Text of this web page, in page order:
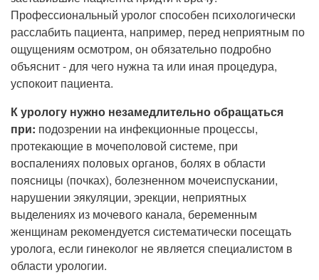
Профессиональный уролог способен психологически
расслабить пациента, например, перед неприятным по
ощущениям осмотром, он обязательно подробно
объяснит - для чего нужна та или иная процедура,
успокоит пациента.
К урологу нужно незамедлительно обращаться
при: подозрении на инфекционные процессы,
протекающие в мочеполовой системе, при
воспалениях половых органов, болях в области
поясницы (почках), болезненном мочеиспускании,
нарушении эякуляции, эрекции, неприятных
выделениях из мочевого канала, беременным
женщинам рекомендуется систематически посещать
уролога, если гинеколог не является специалистом в
области урологии.